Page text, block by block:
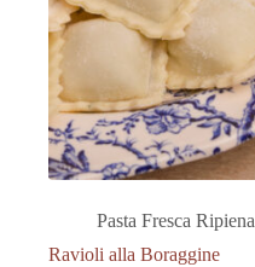
Pasta Fresca Ripiena
Ravioli alla Boraggine